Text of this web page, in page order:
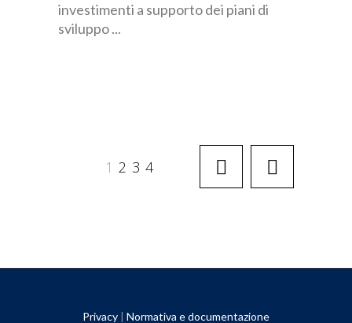
investimenti a supporto dei piani di
sviluppo
1 2 3 4
Privacy | Normativa e documentazione